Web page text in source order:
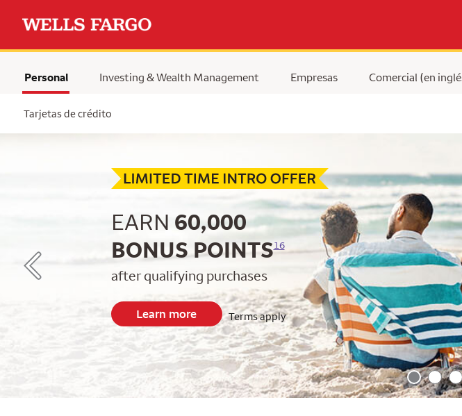
Personal Investing & Wealth Management Empresas Comercial (en
Tarjetas de crédito
EARN 60,000
BONUS POINTS16
after qualifying purchases
Learn more Terms apply